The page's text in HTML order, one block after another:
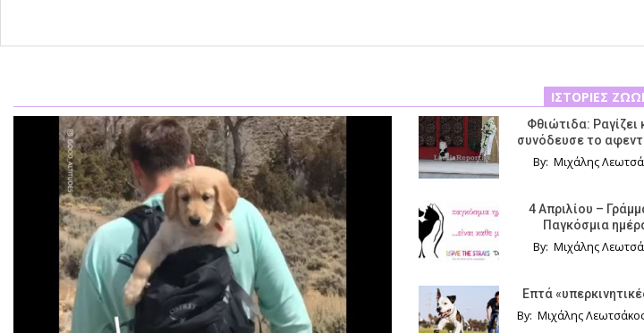
ΙΣΤΟΡΊΕΣ
Φθιώτιδα:
συνόδευσε το
By: Μιχάλης
4 Απριλίου –
Παγκόσμια
By: Μιχάλης
Επτά
By: Μιχάλης